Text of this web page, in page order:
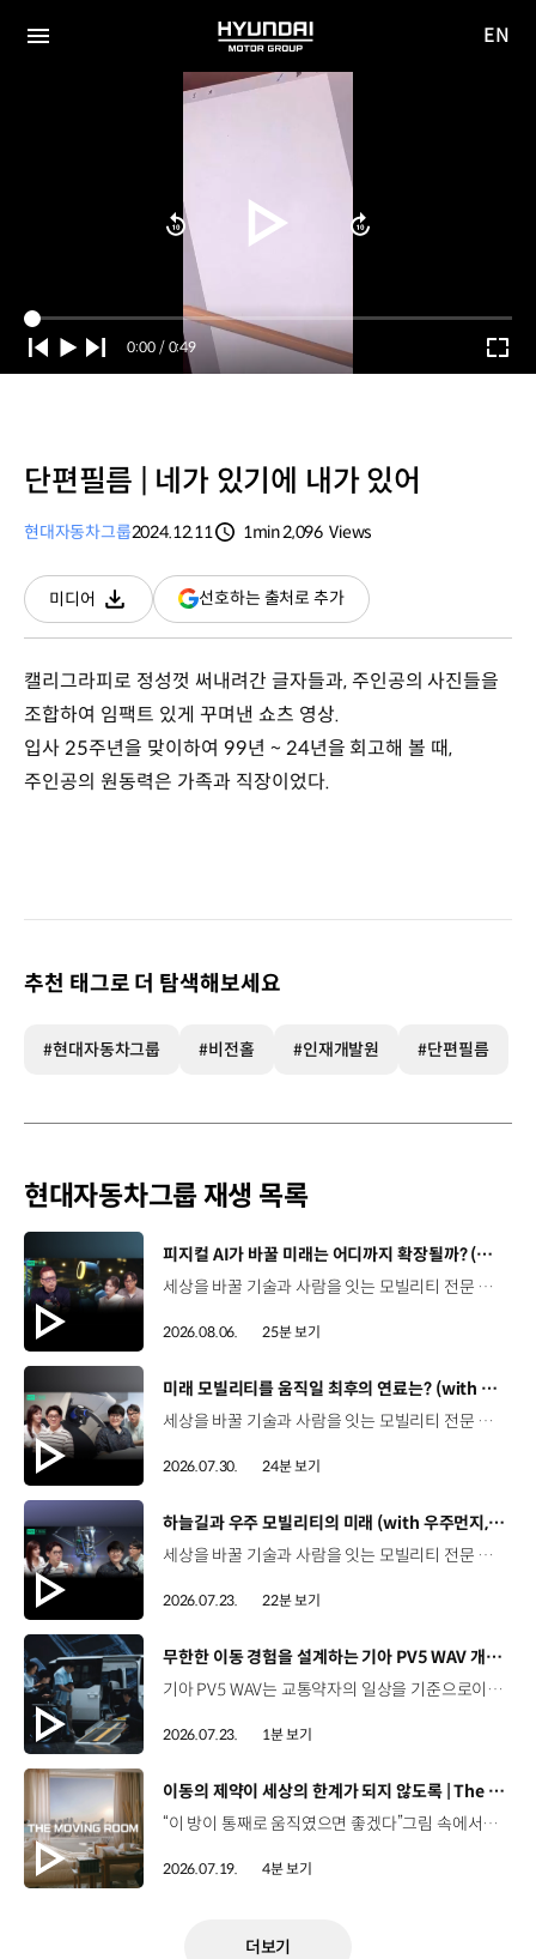
HYUNDAI
MOTOR
GROUP
EN
Current
Time
0:00 / Duration
0:49
단편필름 | 네가 있기에 내가 있어
현대자동차그룹2024.12.11
1min2,096 Views
미디어
다운로드
선호하는 출처로 추가(새
창
캘리그라피로 정성껏 써내려간 글자들과, 주인공의 사진들을
조합하여 임팩트 있게 꾸며낸 쇼츠 영상.
입사 25주년을 맞이하여 99년 ~ 24년을 회고해 볼 때,
주인공의 원동력은 가족과 직장이었다.
추천 태그로 더 탐색해보세요
#현대자동차그룹 #비전홀 #인재개발원 #단편필름
현대자동차그룹 재생 목록
[동영상]
피지컬 AI가 바꿀 미래는 어디까지 확장될까? (with 카이스트 김대식 교수) | 현대진행형 팟캐스트 EP. 22
세상을 바꿀 기술과 사람을 잇는 모빌리티 전문 팟캐스트, 현대진행형. 🔊과학커뮤니케이터 이독실, 여도은 앵커‬,그리고 카이스트 김대식 교수와 함께했습니다. 이제는 AI가 물건을 옮기고, 사람을 돕고, 함께 일하는 시대! 스물두 번째 에피소드에서는 몸을 가진 AI, ‘피지컬 AI’를 주제로휴머노이드가 사람을 닮은 이유부터 산업과 일상에 가져올 변화,그리고 현대자동차그룹이 준비하는 피지컬 AI의 미래까지 이야기합니다. 화면 밖을 나와 몸을 갖게 된 AI, 우리의 일상은 어떻게 달라질까요?현대진행형 22편에서 확인해 보세요. 현대진행형 팟빵 ▶현대진행형 애플 팟캐스트 ▶현대진행형 스포티파이 ▶ 00:00 하이라이트00:37 출연진 소개01:00 몸을 가진 AI, 피지컬 AI란?01:31 10년 만에 달라진 휴머노이드 기술02:42 도구로 능력을 확장해 온 인간04:51 인간의 의지까지 확장하는 AI05:30 휴머노이드는 왜 사람을 닮았을까?07:18 휴머노이드 개발에 남은 가장 큰 과제07:31 인간의 손과 다른 아틀라스의 손08:36 피지컬 AI가 가장 먼저 필요한 분야09:32 AI 시대, 노동의 의미는 달라질까?12:13 아직 1%도 시작하지 않은 피지컬 AI16:28 현대자동차그룹이 준비해 온 피지컬 AI17:31 미래 모빌리티는 어떤 모습일까?19:14 현대자동차그룹이 가진 풀스택 경쟁력20:10 피지컬 AI의 성능을 결정하는 모션 데이터22:49 휴머노이드와 함께 일하는 시대23:51 클로징 *본 영상에 포함된 참여자의 의견은 현대자동차그룹의 공식 입장과 다를 수 있습니다. #현대자동차그룹 #현대진행형 #모빌리티팟캐스트 #피지컬AI #휴머노이드 #보스턴다이나믹스 #아틀라스 #미래모빌리티 #모빌리티 #팟캐스트
2026.08.06. 25분 보기
[동영상]
미래 모빌리티를 움직일 최후의 연료는? (with 우주먼지, 항성) | 현대진행형 팟캐스트 EP. 21
세상을 바꿀 기술과 사람을 잇는 모빌리티 전문 팟캐스트, 현대진행형. 🔊 과학커뮤니케이터 이독실, 여도은 앵커,그리고 천문학자 우주먼지, 과학커뮤니케이터 항성과 함께했습니다. 휘발유부터 전기차, 수소전기차, 하이브리드까지미래 모빌리티를 움직일 연료는 무엇일까요? 스물한 번째 에피소드에서는 자동차의 '연료'를 주제로다양한 에너지가 만들어갈 미래 모빌리티 라이프스타일을 이야기합니다. 연료가 바뀌면 자동차도, 우리의 이동 방식도 달라지지 않을까요?현대진행형 21편에서 확인해 보세요. 현대진행형 팟빵▶ 현대진행형 애플 팟캐스트▶현대진행형 스포티파이▶ 00:00 하이라이트00:21 인트로 / 자기소개00:58 자동차의 성격, 무엇으로 결정될까?03:38 연료란, 자동차의 성격을 결정하는 DNA04:24 휘발유는 어떻게 연료 경쟁에서 살아남았을까06:09 휘발유의 과거와 현재, 유연휘발유 속 납성분07:02 지구를 납으로 오염시키던 유연휘발유가 사라진 이유08:47 달리는 전자제품이 된 자동차, SDV 시대로의 전환09:46 '기계공학' 시스템에서 '소프트웨어'로 변화하는 모빌리티11:18 친환경차 시대가 오기까지의 기술적 과제11:43 전기차 배터리가 풀어야 할 숙제12:25 배터리를 관리하는 BMS 기술13:51 수소전기차, 인프라가 먼저일까 수요가 먼저일까?14:23 수소가 청정 연료로 주목받는 이유15:08 우주에서 가장 흔한 원소, 수소 생산과 운송의 현실적인 과제16:49 수소가 필요한 모빌리티는 따로 있다18:21 하이브리드가 대세인 시대, 그 이유는? 19:26 하이브리드는 연료 과도기를 견디게 해주는 기술21:44 전기·수소·하이브리드를 함께 준비하는 멀티 파워트레인 전략이란?23:30 클로징 *본 영상에 포함된 참여자의 의견은 현대자동차그룹의 공식 입장과 다를 수 있습니다. #현대자동차그룹 #현대진행형 #모빌리티팟캐스트 #전기차 #수소전기차 #연료 #에너지 #미래모빌리티 #모빌리티 #팟캐스트
2026.07.30. 24분 보기
[동영상]
하늘길과 우주 모빌리티의 미래 (with 우주먼지, 항성) | 현대진행형 팟캐스트 EP. 20
세상을 바꿀 기술과 사람을 잇는 모빌리티 전문 팟캐스트, 현대진행형. 🔊 과학커뮤니케이터 이독실, 여도은 앵커,그리고 천문학자 우주먼지, 과학커뮤니케이터 항성과 함께했습니다. 우주정거장을 거쳐 뉴욕으로 향하는 미래를 상상해본 적 있나요?스무 번째 에피소드에서는 하늘 위 교통 체계와 이동 수단의 모습,그리고 지상을 넘어 우주로 확장되는 모빌리티의 가능성까지 살펴봅니다. 하늘길이 열리면 우리의 일상은 어떻게 달라질지,현대진행형 20편에서 확인해 보세요. 현대진행형 팟빵▶현대진행형 애플 팟캐스트▶현대진행형 스포티파이▶ 00:00 하이라이트00:24 인트로 / 자기소개00:47 하늘길의 교통은 어떻게 다를까02:33 하늘의 교통 관제 시스템03:10 하늘을 나는 자동차의 모습은?05:10 미래 하늘길의 동력원과 연료06:42 휘발유 대신 항공유가 쓰일 가능성07:18 자동차에서 모빌리티로의 변화08:13 하늘길 시대의 도로와 도시10:02 우주 모빌리티는 어디까지 가능할까12:18 우주를 경험하는 미래12:57 우주로 확장되는 모빌리티13:30 하늘과 우주에서 좋은 차의 기준은?14:54 우주 관광은 누구나 가능할까16:35 현대로템과 한국 우주 산업의 미래18:37 미래 모빌리티가 바꿀 우리의 일상 *본 영상에 포함된 참여자의 의견은 현대자동차그룹의 공식 입장과 다를 수 있습니다. #현대자동차그룹 #현대진행형 #모빌리티팟캐스트 #UAM #스카이모빌리티 #하늘길 #자율주행 #우주 #우주항공 #모빌리티 #팟캐스트
2026.07.23. 22분 보기
[동영상]
무한한 이동 경험을 설계하는 기아 PV5 WAV 개발 스토리 | The Moving Room
기아 PV5 WAV는 교통약자의 일상을 기준으로이동 과정을 다시 설계했습니다. 탑승자의 목적에 맞게 확장되는 모빌리티, PV5 WAV 개발 스토리를 영상으로 확인해 보세요. #현대자동차그룹 #TheMovingRoom #기아 #PV5 #PV5WAV #PBV #목적기반모빌리티
2026.07.23. 1분 보기
[동영상]
이동의 제약이 세상의 한계가 되지 않도록 | The Moving Room
“이 방이 통째로 움직였으면 좋겠다”그림 속에서만 그리던 여행이 현실이 되기까지 기아 PV5 WAV는 필요한 의료 장비를 싣고가족과 한 공간에서 함께 떠날 수 있도록이동의 경험을 다시 설계했습니다. 같은 풍경을 보고, 같은 순간을 나누는 일현대자동차그룹은 모두를 위한 이동을 만들어갑니다. #현대자동차그룹 #TheMovingRoom #PV5 #기아 #목적기반모빌리티 #PV5WAV #PBV
2026.07.19. 4분 보기
더보기